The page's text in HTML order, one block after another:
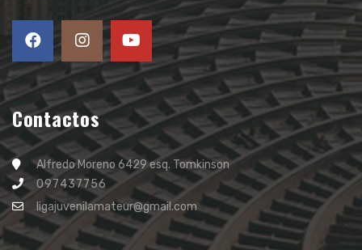
Contactos
Alfredo Moreno 6429 esq. Tomkinson
097437756
ligajuvenilamateur@gmail.com